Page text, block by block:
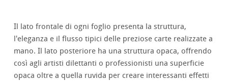
Il lato frontale di ogni foglio presenta la struttura,
l'eleganza e il flusso tipici delle preziose carte realizzate a
mano. Il lato posteriore ha una struttura opaca, offrendo
così agli artisti dilettanti o professionisti una superficie
opaca oltre a quella ruvida per creare interessanti effetti